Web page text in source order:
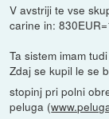
V avstriji te vse
carine in:
Ta sistem imam
Zdaj se kupil le se
stopinj pri polni
peluga (